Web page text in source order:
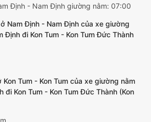
Định - Nam Định giường nằm: 07:00
Nam Định - Nam Định của xe giường
Định đi Kon Tum - Kon Tum Đức Thành
Tum - Kon Tum của xe giường nằm
đi Kon Tum - Kon Tum Đức Thành (Kon